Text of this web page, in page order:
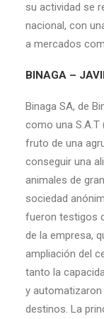
su actividad se
nacional, con
a mercados
BINAGA –
Binaga SA, de
como una S.A.T
fruto de una
conseguir una
animales de
sociedad
fueron testigos
de la empresa,
ampliación del
tanto la
y
destinos. La